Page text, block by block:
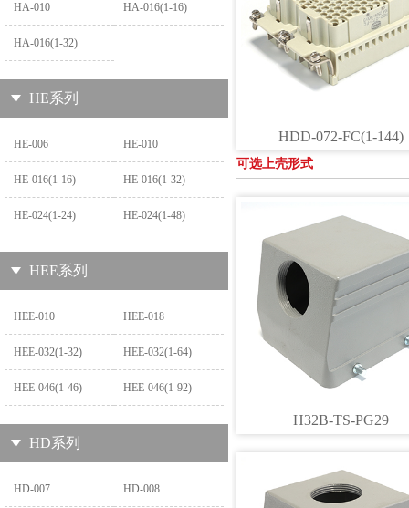
HDD-072-FC(1-144)
可选上壳形式
H32B-TS-PG29
HA-010 HA-016(1-16)
HA-016(1-32)
HE系列
HE-006 HE-010
HE-016(1-16) HE-016(1-32)
HE-024(1-24) HE-024(1-48)
HEE系列
HEE-010 HEE-018
HEE-032(1-32) HEE-032(1-64)
HEE-046(1-46) HEE-046(1-92)
HD系列
HD-007 HD-008